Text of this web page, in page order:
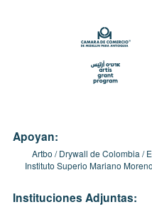
Apoyan:
Artbo Drywall de Colombia
Instituto Superio Mariano Moreno
Instituciones Adjuntas: